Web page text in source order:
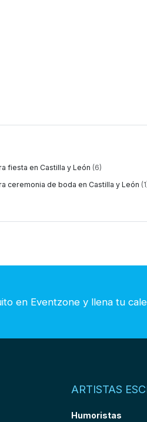
fiesta en Castilla y León (6)
ceremonia de boda en Castilla y León
en Eventzone y llena tu
ARTISTAS
Humoristas